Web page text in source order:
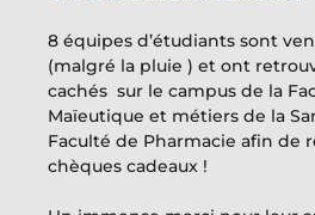
8 équipes d’étudiants sont
(malgré la pluie ) et ont
cachés sur le campus de la
Maïeutique et métiers de la
Faculté de Pharmacie afin de
chèques cadeaux !